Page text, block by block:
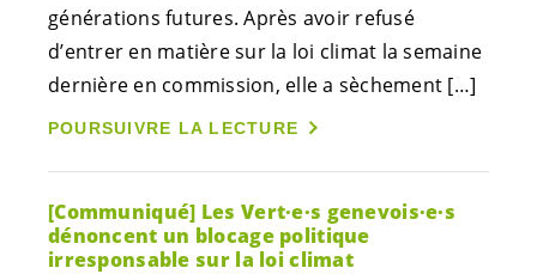
générations futures. Après avoir refusé
d’entrer en matière sur la loi climat la semaine
dernière en commission, elle a sèchement […]
POURSUIVRE LA LECTURE
[Communiqué] Les Vert·e·s genevois·e·s
dénoncent un blocage politique
irresponsable sur la loi climat